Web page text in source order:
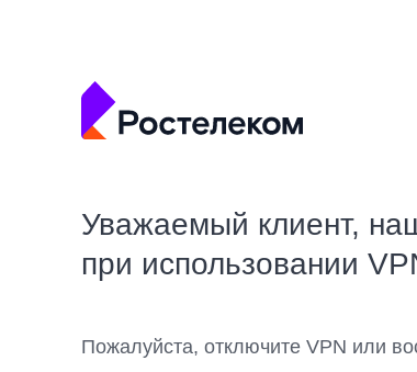
Уважаемый клиент,
при использовании
Пожалуйста, отключите VPN или